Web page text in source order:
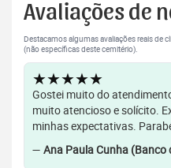
Avaliações de
Destacamos algumas avaliações reais de
(não específicas deste cemitério).
★★★★★
Gostei muito do
muito atencioso e solícito.
minhas expectativas.
— Ana Paula Cunha (Banco